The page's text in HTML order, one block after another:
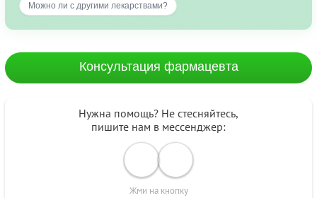
Можно ли с другими лекарствами?
Консультация фармацевта
Нужна помощь? Не стесняйтесь,
пишите нам в мессенджер:
Жми на кнопку